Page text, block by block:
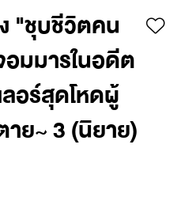
"ชุบชีวิตคน
มมารในอดีต
อร์สุดโหดผู้
าย~ 3 (นิยาย)